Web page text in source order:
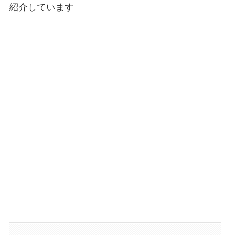
紹介しています